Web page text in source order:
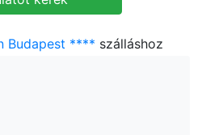
Budapest **** szálláshoz